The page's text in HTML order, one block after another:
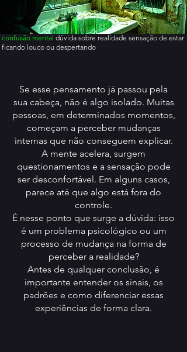
confusão mental dúvida sobre realidade sensação de estar
ficando louco ou despertando
Se esse pensamento já passou pela
sua cabeça, não é algo isolado. Muitas
pessoas, em determinados momentos,
começam a perceber mudanças
internas que não conseguem explicar.
A mente acelera, surgem
questionamentos e a sensação pode
ser desconfortável. Em alguns casos,
parece até que algo está fora do
controle.
É nesse ponto que surge a dúvida: isso
é um problema psicológico ou um
processo de mudança na forma de
perceber a realidade?
Antes de qualquer conclusão, é
importante entender os sinais, os
padrões e como diferenciar essas
experiências de forma clara.